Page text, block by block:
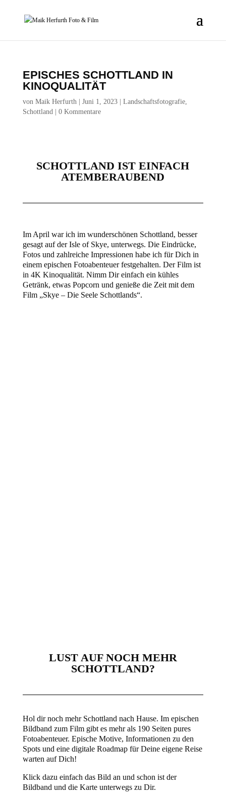
EPISCHES SCHOTTLAND IN
KINOQUALITÄT
von Maik Herfurth| Juni 1, 2023| Landschaftsfotografie,
Schottland| 0 Kommentare
SCHOTTLAND IST EINFACH
ATEMBERAUBEND
Im April war ich im wunderschönen Schottland, besser
gesagt auf der Isle of Skye, unterwegs. Die Eindrücke,
Fotos und zahlreiche Impressionen habe ich für Dich in
einem epischen Fotoabenteuer festgehalten. Der Film ist
in 4K Kinoqualität. Nimm Dir einfach ein kühles
Getränk, etwas Popcorn und genieße die Zeit mit dem
Film „Skye – Die Seele Schottlands“.
LUST AUF NOCH MEHR
SCHOTTLAND?
Hol dir noch mehr Schottland nach Hause. Im epischen
Bildband zum Film gibt es mehr als 190 Seiten pures
Fotoabenteuer. Epische Motive, Informationen zu den
Spots und eine digitale Roadmap für Deine eigene Reise
warten auf Dich!
Klick dazu einfach das Bild an und schon ist der
Bildband und die Karte unterwegs zu Dir.